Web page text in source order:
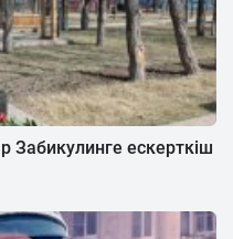
Забикулинге ескерткіш